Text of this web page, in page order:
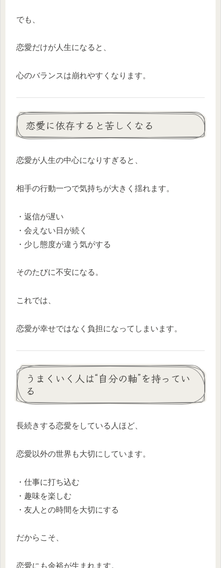
でも、
恋愛だけが人生になると、
心のバランスは崩れやすくなります。
恋愛に依存すると苦しくなる
恋愛が人生の中心になりすぎると、
相手の行動一つで気持ちが大きく揺れます。
・返信が遅い
・会えない日が続く
・少し態度が違う気がする
そのたびに不安になる。
これでは、
恋愛が幸せではなく負担になってしまいます。
うまくいく人は“自分の軸”を持ってい
る
長続きする恋愛をしている人ほど、
恋愛以外の世界も大切にしています。
・仕事に打ち込む
・趣味を楽しむ
・友人との時間を大切にする
だからこそ、
恋愛にも余裕が生まれます。